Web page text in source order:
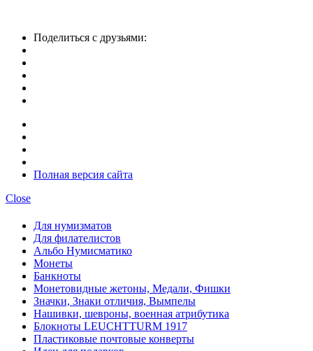
Поделиться с друзьями:
Полная версия сайта
Close
Для нумизматов
Для филателистов
Альбо Нумисматико
Монеты
Банкноты
Монетовидные жетоны, Медали, Фишки
Значки, Знаки отличия, Вымпелы
Нашивки, шевроны, военная атрибутика
Блокноты LEUCHTTURM 1917
Пластиковые почтовые конверты